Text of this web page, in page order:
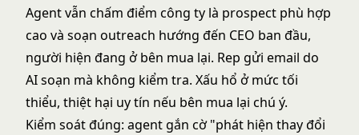
Agent vẫn chấm điểm công ty là prospect phù hợp
cao và soạn outreach hướng đến CEO ban đầu,
người hiện đang ở bên mua lại. Rep gửi email do
AI soạn mà không kiểm tra. Xấu hổ ở mức tối
thiểu, thiệt hại uy tín nếu bên mua lại chú ý.
Kiểm soát đúng: agent gắn cờ "phát hiện thay đổi